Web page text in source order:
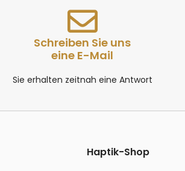
Schreiben Sie uns
eine E-Mail
Sie erhalten zeitnah eine Antwort
Haptik-Shop